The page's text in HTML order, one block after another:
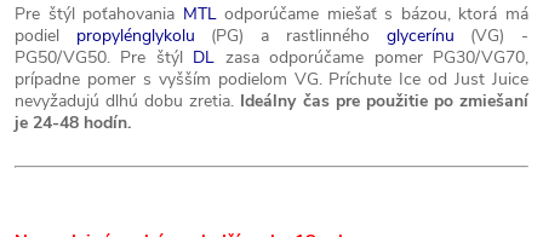
Pre štýl poťahovania MTLodporúčame miešať s bázou, ktorá má
podiel propylénglykolu (PG) a rastlinného glycerínu (VG) -
PG50/VG50. Pre štýl DL zasa odporúčame pomer PG30/VG70,
prípadne pomer s vyšším podielom VG. Príchute Ice od Just Juice
nevyžadujú dlhú dobu zretia. Ideálny čas pre použitie po zmiešaní
je 24-48 hodín.